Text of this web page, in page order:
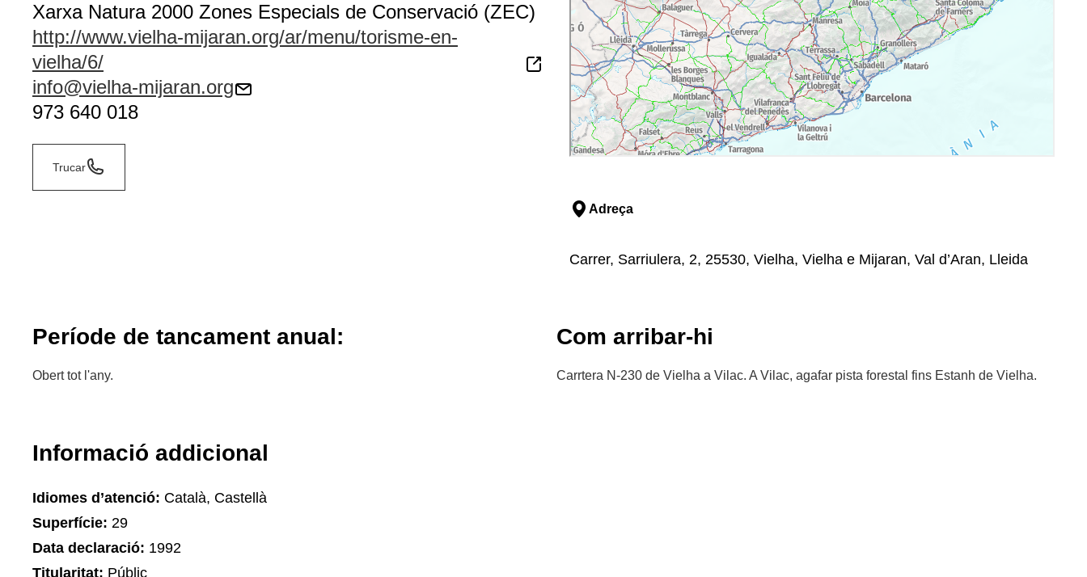
Xarxa Natura 2000 Zones Especials de Conservació (ZEC)
http://www.vielha-mijaran.org/ar/menu/torisme-en-
vielha/6/
info@vielha-mijaran.org
973 640 018
Trucar
Adreça
Carrer, Sarriulera, 2, 25530, Vielha, Vielha e Mijaran, Val d’Aran, Lleida
Període de tancament anual:
Obert tot l'any.
Com arribar-hi
Carrtera N-230 de Vielha a Vilac. A Vilac, agafar pista forestal fins Estanh de Vielha.
Informació addicional
Idiomes d’atenció: Català, Castellà
Superfície: 29
Data declaració: 1992
Titularitat: Públic